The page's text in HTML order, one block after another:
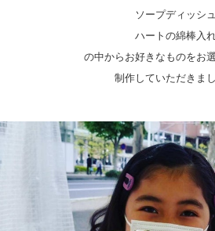
ソープディッシュ
ハートの綿棒入
の中からお好きなものをお
制作していただきまし